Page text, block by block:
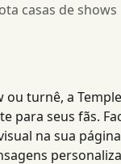
casas de shows
turnê, a
para seus fãs.
na sua